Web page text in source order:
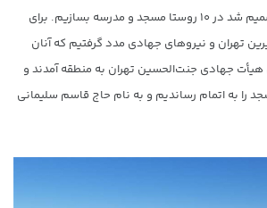
اطلاعات به دست آمده تصمیم شد در ۱۰ روستا مسجد و مدرسه بسازیم. برای
تهران و نیروهای جهادی مدد گرفتیم که آنان
هیأت جهادی جنت‌الحسین تهران به منطقه آمدند و
را به اتمام رساندیم و به نام حاج قاسم سلیمانی